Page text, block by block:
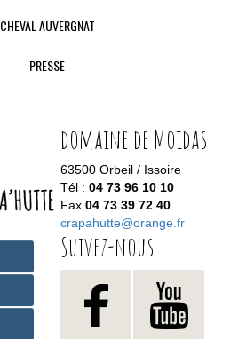
CHEVAL AUVERGNAT
PRESSE
domaine de Moidas
63500 Orbeil / Issoire
Tél : 04 73 96 10 10
Fax 04 73 39 72 40
crapahutte@orange.fr
Suivez-nous